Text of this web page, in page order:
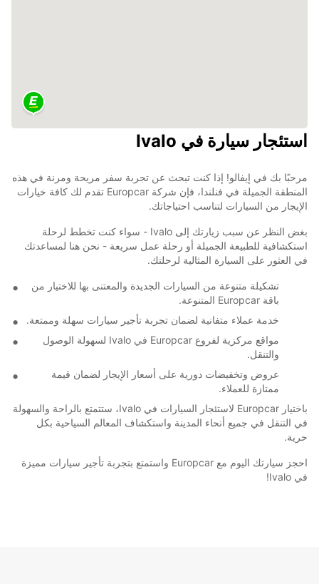
استئجار سيارة في Ivalo
مرحبًا بك في إيفالو! إذا كنت تبحث عن تجربة سفر مريحة ومرنة في هذه
المنطقة الجميلة في فنلندا، فإن شركة Europcar تقدم لك كافة خيارات
الإيجار من السيارات لتناسب احتياجاتك.
بغض النظر عن سبب زيارتك إلى Ivalo - سواء كنت تخطط لرحلة
استكشافية للطبيعة الجميلة أو رحلة عمل سريعة - نحن هنا لمساعدتك
في العثور على السيارة المثالية لرحلتك.
تشكيلة متنوعة من السيارات الجديدة والمعتنى بها للاختيار من
باقة Europcar المتنوعة.
خدمة عملاء متفانية لضمان تجربة تأجير سيارات سهلة وممتعة.
مواقع مركزية لفروع Europcar في Ivalo لسهولة الوصول
والتنقل.
عروض وتخفيضات دورية على أسعار الإيجار لضمان قيمة
ممتازة للعملاء.
باختيار Europcar لاستئجار السيارات في Ivalo، ستتمتع بالراحة والسهولة
في التنقل في جميع أنحاء المدينة واستكشاف المعالم السياحية بكل
حرية.
احجز سيارتك اليوم مع Europcar واستمتع بتجربة تأجير سيارات مميزة
في Ivalo!